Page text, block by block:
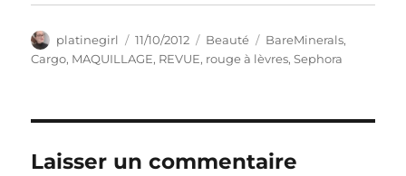
Auteur
platinegirl
Publié
le
11/10/2012 Catégories
Beauté Étiquettes
BareMinerals,
Cargo, MAQUILLAGE, REVUE, rouge à lèvres,Sephora
Laisser un commentaire